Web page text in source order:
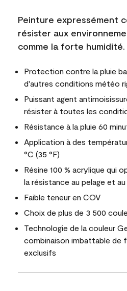
Peinture expressément
résister aux
comme la forte humidité.
Protection contre la pluie
d'autres conditions météo
Puissant agent
résister à toutes les
Résistance à la pluie 60
Application à des
°C (35 °F)
Résine 100 % acrylique qui
la résistance au pelage et
Faible teneur en COV
Choix de plus de 3 500
Technologie de la couleur
combinaison imbattable de
exclusifs